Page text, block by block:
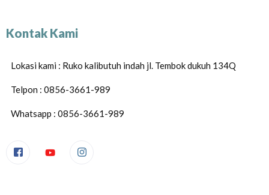
Kontak Kami
Lokasi kami : Ruko kalibutuh indah jl. Tembok dukuh 134Q
Telpon : 0856-3661-989
Whatsapp : 0856-3661-989